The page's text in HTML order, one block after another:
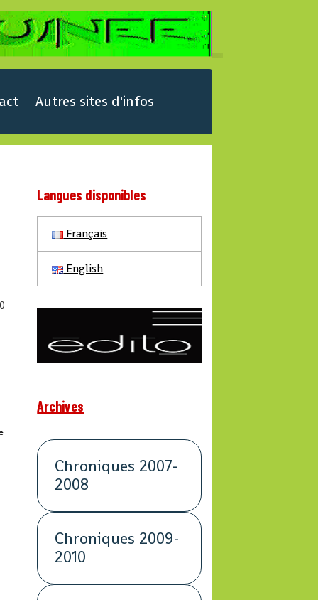
Autres sites d'infos
Langues disponibles
Français
English
Archives
Chroniques 2007-
2008
Chroniques 2009-
2010